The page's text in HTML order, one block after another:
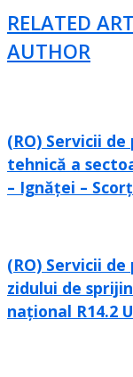
RELATED
AUTHOR
(RO) Servicii
tehnică a
– Ignăței –
(RO) Servicii
zidului de
național R14.2